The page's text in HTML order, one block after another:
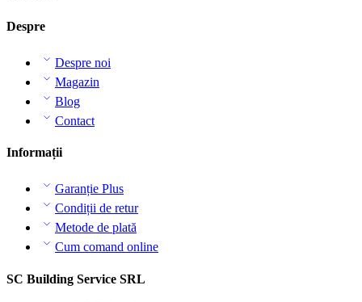
Despre
Despre noi
Magazin
Blog
Contact
Informații
Garanție Plus
Condiții de retur
Metode de plată
Cum comand online
SC Building Service SRL